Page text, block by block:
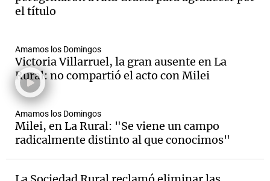
el título
Amamos los Domingos
Victoria Villarruel, la gran ausente en La
Rural: no compartió el acto con Milei
Amamos los Domingos
Milei, en La Rural: "Se viene un campo
radicalmente distinto al que conocimos"